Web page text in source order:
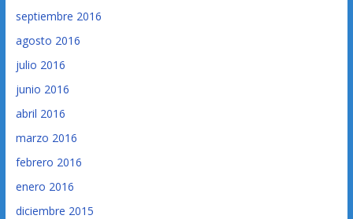
septiembre 2016
agosto 2016
julio 2016
junio 2016
abril 2016
marzo 2016
febrero 2016
enero 2016
diciembre 2015